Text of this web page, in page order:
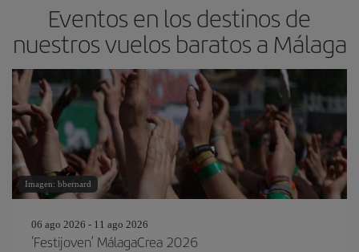
Eventos en los destinos de
nuestros vuelos baratos a Málaga
Imagen: bbernard
06 ago 2026 - 11 ago 2026
‘Festijoven’ MálagaCrea 2026